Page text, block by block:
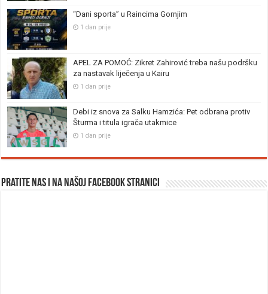
“Dani sporta” u Raincima Gornjim
1 dan prije
APEL ZA POMOĆ: Zikret Zahirović treba našu podršku
za nastavak liječenja u Kairu
1 dan prije
Debi iz snova za Salku Hamzića: Pet odbrana protiv
Šturma i titula igrača utakmice
1 dan prije
Pratite nas i na našoj facebook stranici